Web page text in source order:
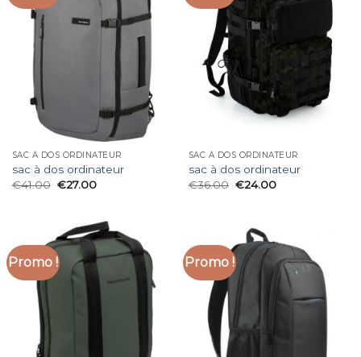
SAC À DOS ORDINATEUR
sac à dos ordinateur
€41.00 €27.00
SAC À DOS ORDINATEUR
sac à dos ordinateur
€36.00 €24.00
Promo ! Promo !